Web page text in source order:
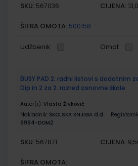
SKU: 567036 CIJENA:
ŠIFRA OMOTA: 500158
Udžbenik Omot
BUSY PAD 2; radni listovi s dodatnim
Dip in 2 za 2. razred osnovne škole
Autor(i): Vlasta Živković
Nakladnik: ŠKOLSKA KNJIGA d.d.
6994-DOM2
SKU: 567871 CIJENA:
ŠIFRA OMOTA: